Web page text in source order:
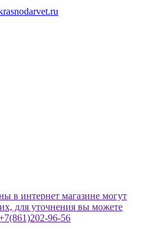
в интернет магазине могут
для уточнения вы можете
96-56